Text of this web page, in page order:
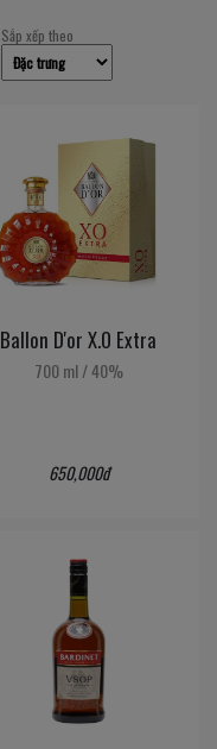
Sắp xếp theo
Ballon D'or X.O Extra
700 ml /40%
650,000đ